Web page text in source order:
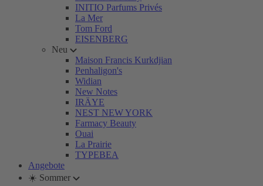
INITIO Parfums Privés
La Mer
Tom Ford
EISENBERG
Neu
Maison Francis Kurkdjian
Penhaligon's
Widian
New Notes
IRÄYE
NEST NEW YORK
Farmacy Beauty
Ouai
La Prairie
TYPEBEA
Angebote
☀️ Sommer